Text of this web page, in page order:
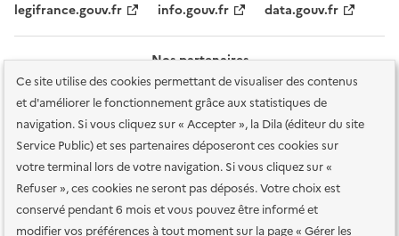
Ce site utilise des cookies permettant de visualiser des contenus
et d'améliorer le fonctionnement grâce aux statistiques de
navigation. Si vous cliquez sur « Accepter », la Dila (éditeur du site
Service Public) et ses partenaires déposeront ces cookies sur
votre terminal lors de votre navigation. Si vous cliquez sur «
Refuser », ces cookies ne seront pas déposés. Votre choix est
conservé pendant 6 mois et vous pouvez être informé et
modifier vos préférences à tout moment sur la page « Gérer les
legifrance.gouv.fr info.gouv.fr data.gouv.fr
Nos partenaires
Plan du site Accessibilité : totalement conforme
Accessibilité des
services en ligne Mentions légales Données personnelles et sécurité